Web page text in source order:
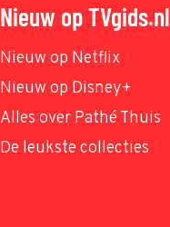
Nieuw op TVgids.nl
Nieuw op Netflix
Nieuw op Disney+
Alles over Pathé Thuis
De leukste collecties